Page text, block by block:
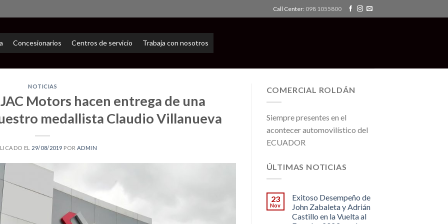
Call Center: 098 1055800
Concesionarios Centros de servicio Trabaja con nosotros
NOTICIAS
Motors hacen entrega de una
medallista Claudio Villanueva
EL 29/08/2019 POR ADMIN
COMERCIAL ROLDÁN
Siempre presentes en el
acontecer automovilístico del
ECUADOR
ÚLTIMAS NOTICIAS
23
Nov
Exitoso Desempeño de
John Zabaleta y Adrián
Castillo en la Vuelta al